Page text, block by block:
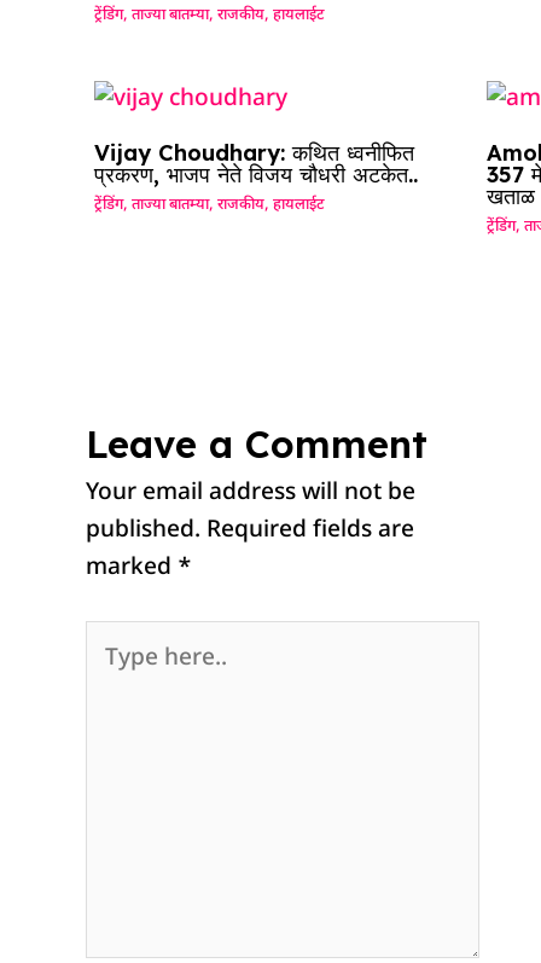
ट्रेंडिंग,ताज्या बातम्या,राजकीय,हायलाईट
Vijay Choudhary: कथित ध्वनीफित
प्रकरण, भाजप नेते विजय चौधरी अटकेत..
ट्रेंडिंग,ताज्या बातम्या,राजकीय,हायलाईट
357
खताळ
ट्रेंडिंग,
Leave a Comment
Your email address will not be
published. Required fields are
marked *
here..